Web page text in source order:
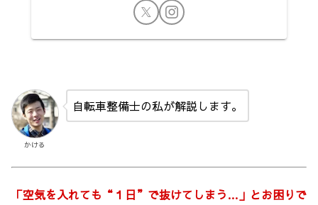
かける
自転車整備士の私が解説します。
「空気を入れても“１日”で抜けてしまう…」とお困りで